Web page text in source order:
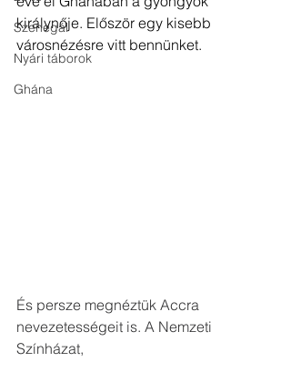
Szenegál
Nyári táborok
Ghána
királynője. Először egy kisebb
városnézésre vitt bennünket.
És persze megnéztük Accra
nevezetességeit is. A Nemzeti
Színházat,